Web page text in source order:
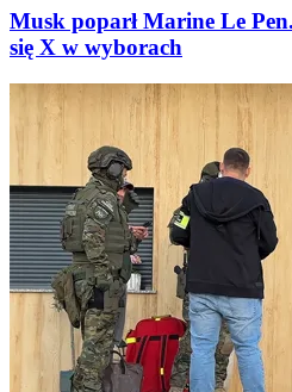
Musk poparł Marine Le
się X w wyborach